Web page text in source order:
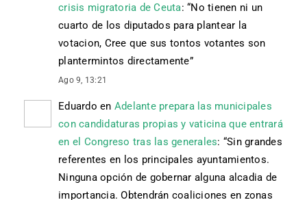
crisis migratoria de Ceuta: “No tienen ni un
cuarto de los diputados para plantear la
votacion, Cree que sus tontos votantes son
plantermintos directamente”
Ago 9, 13:21
Eduardo en Adelante prepara las municipales
con candidaturas propias y vaticina que entrará
en el Congreso tras las generales: “Sin grandes
referentes en los principales ayuntamientos.
Ninguna opción de gobernar alguna alcadia de
importancia. Obtendrán coaliciones en zonas